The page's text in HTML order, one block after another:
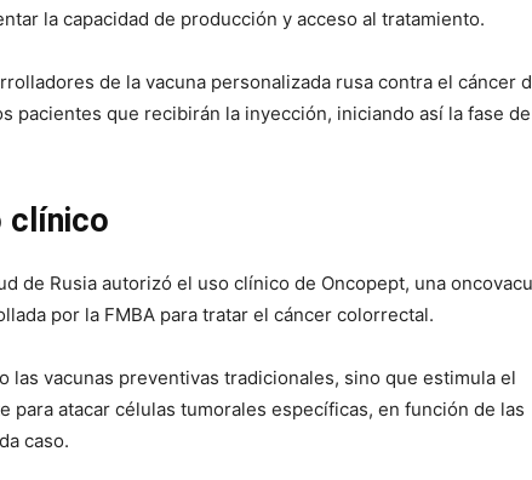
la capacidad de producción y acceso al tratamiento.
de la vacuna personalizada rusa contra el cáncer
pacientes que recibirán la inyección, iniciando así la fase de
clínico
de Rusia autorizó el uso clínico de Oncopept, una
por la FMBA para tratar el cáncer colorrectal.
las vacunas preventivas tradicionales, sino que estimula el
para atacar células tumorales específicas, en función de las
caso.